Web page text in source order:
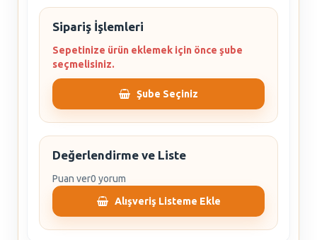
Sipariş İşlemleri
Sepetinize ürün eklemek için önce şube
seçmelisiniz.
Şube Seçiniz
Değerlendirme ve Liste
Puan ver0 yorum
Alışveriş Listeme Ekle